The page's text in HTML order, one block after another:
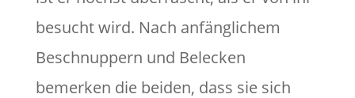
besucht wird. Nach anfänglichem
Beschnuppern und Belecken
bemerken die beiden, dass sie sich